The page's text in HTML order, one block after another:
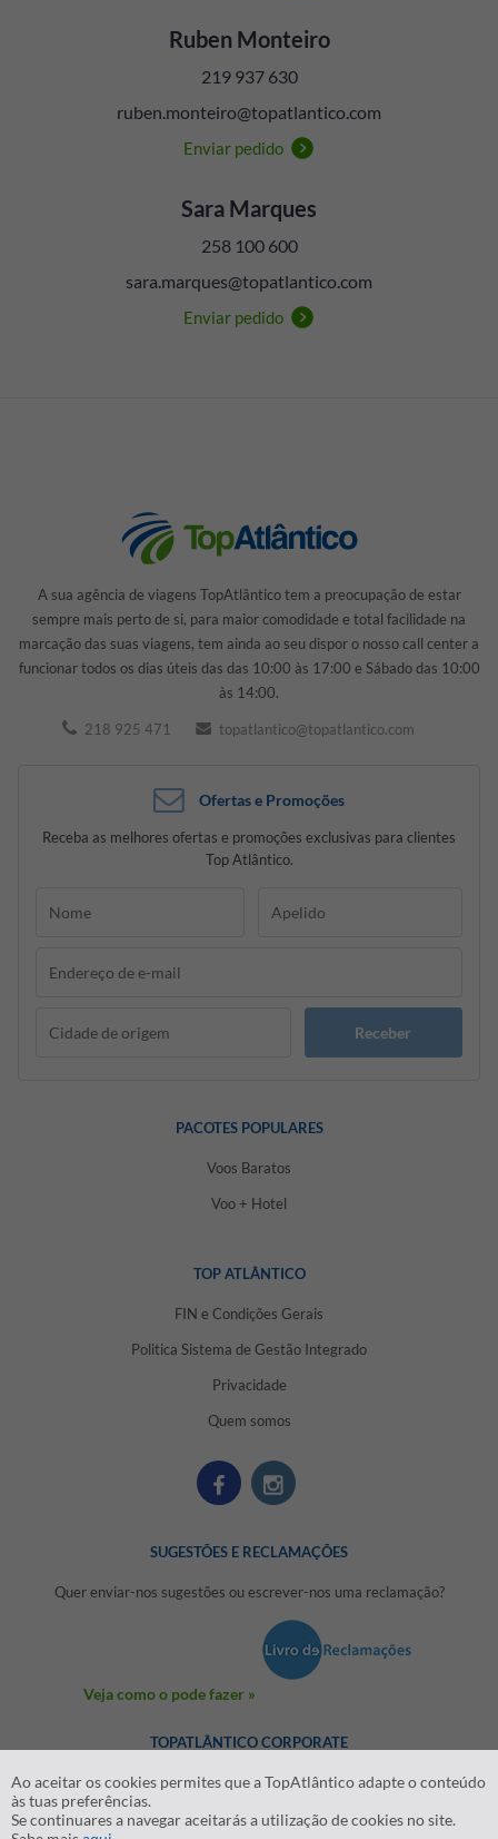
Ruben Monteiro
219 937 630
ruben.monteiro@topatlantico.com
Enviar pedido
Sara Marques
258 100 600
sara.marques@topatlantico.com
Enviar pedido
Ao aceitar os cookies permites que a TopAtlântico adapte o conteúdo
às tuas preferências.
Se continuares a navegar aceitarás a utilização de cookies no site.
A sua agência de viagens TopAtlântico tem a preocupação de estar
sempre mais perto de si, para maior comodidade e total facilidade na
marcação das suas viagens, tem ainda ao seu dispor o nosso call center a
funcionar todos os dias úteis das das 10:00 às 17:00 e Sábado das 10:00
às 14:00.
218 925 471 topatlantico@topatlantico.com
Ofertas e Promoções
Receba as melhores ofertas e promoções exclusivas para clientes
Top Atlântico.
Receber
PACOTES POPULARES
Voos Baratos
Voo + Hotel
TOP ATLÂNTICO
FIN e Condições Gerais
Politica Sistema de Gestão Integrado
Privacidade
Quem somos
SUGESTÕES E RECLAMAÇÕES
Quer enviar-nos sugestões ou escrever-nos uma reclamação?
Veja como o pode fazer »
TOPATLÂNTICO CORPORATE